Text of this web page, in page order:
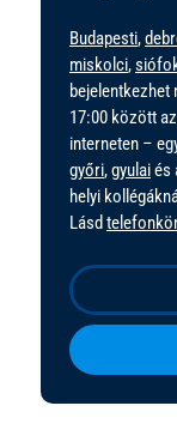
Budapesti,
miskolci,
17:00 között az
interneten –
győri,gyulaiés
helyi
Lásd